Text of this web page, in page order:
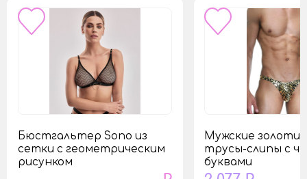
Бюстгальтер Sono из
сетки с геометрическим
рисунком
Мужские
трусы-слипы с
буквами